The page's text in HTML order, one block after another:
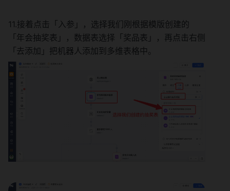
11.接着点击「入参」，选择我们刚根据模版创建的
「年会抽奖表」，数据表选择「奖品表」，再点击右侧
「去添加」把机器人添加到多维表格中。